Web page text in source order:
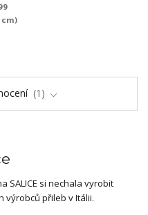
cm)
1
SALICE si nechala vyrobit
výrobců přileb v Itálii.